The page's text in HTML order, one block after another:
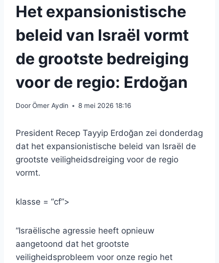
Het expansionistische
beleid van Israël vormt
de grootste bedreiging
voor de regio: Erdoğan
DoorÖmer Aydin 8 mei 2026 18:16
President Recep Tayyip Erdoğan zei donderdag
dat het expansionistische beleid van Israël de
grootste veiligheidsdreiging voor de regio
vormt.
klasse = “cf”>
“Israëlische agressie heeft opnieuw
aangetoond dat het grootste
veiligheidsprobleem voor onze regio het